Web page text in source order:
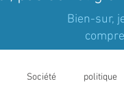
Bien-sur,
Société politique